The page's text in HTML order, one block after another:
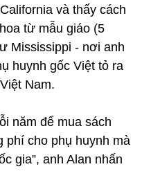
và thấy cách
từ mẫu giáo (5
Mississippi - nơi anh
huynh gốc Việt tỏ ra
Nam.
năm để mua sách
phí cho phụ huynh mà
gia”, anh Alan nhấn